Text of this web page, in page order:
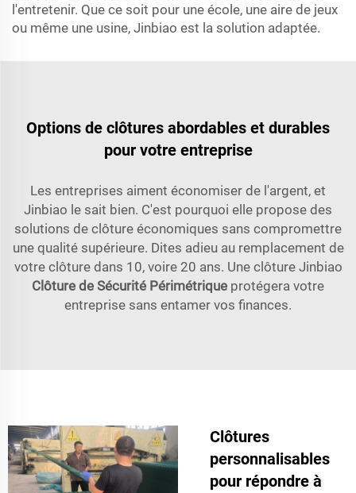
l'entretenir. Que ce soit pour une école, une aire de jeux
ou même une usine, Jinbiao est la solution adaptée.
Options de clôtures abordables et durables
pour votre entreprise
Les entreprises aiment économiser de l'argent, et
Jinbiao le sait bien. C'est pourquoi elle propose des
solutions de clôture économiques sans compromettre
une qualité supérieure. Dites adieu au remplacement de
votre clôture dans 10, voire 20 ans. Une clôture Jinbiao
Clôture de Sécurité Périmétrique protégera votre
entreprise sans entamer vos finances.
Clôtures
personnalisables
pour répondre à